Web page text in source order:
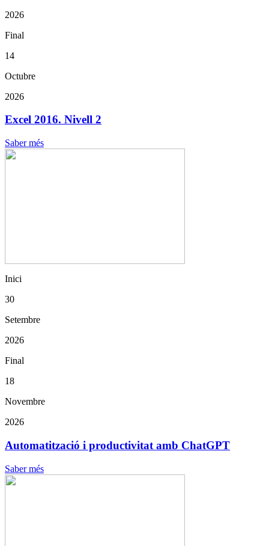
2026
Final
14
Octubre
2026
Excel 2016. Nivell 2
Saber més
Inici
30
Setembre
2026
Final
18
Novembre
2026
Automatització i productivitat amb ChatGPT
Saber més